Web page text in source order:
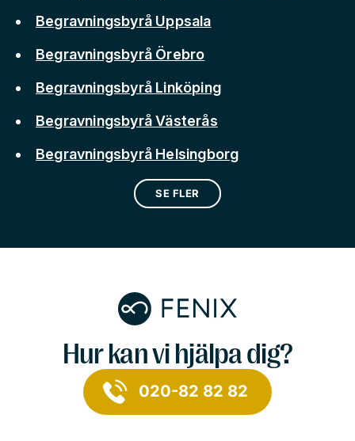
Begravningsbyrå Uppsala
Begravningsbyrå Örebro
Begravningsbyrå Linköping
Begravningsbyrå Västerås
Begravningsbyrå Helsingborg
SE FLER
Hur kan vi hjälpa dig?
020-82 82 82